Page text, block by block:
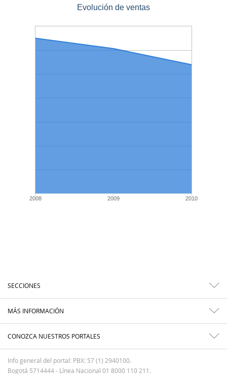
Evolución de ventas
2008 2009 2010
SECCIONES
MÁS INFORMACIÓN
CONOZCA NUESTROS PORTALES
Info general del portal: PBX: 57 (1) 2940100.
Bogotá 5714444 - Línea Nacional 01 8000 110 211.